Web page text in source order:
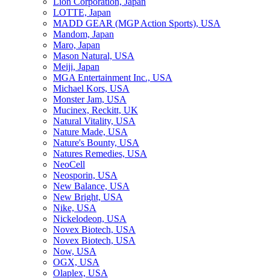
LOTTE, Japan
MADD GEAR (MGP Action Sports), USA
Mandom, Japan
Maro, Japan
Mason Natural, USA
Meiji, Japan
MGA Entertainment Inc., USA
Michael Kors, USA
Monster Jam, USA
Mucinex, Reckitt, UK
Natural Vitality, USA
Nature Made, USA
Nature's Bounty, USA
Natures Remedies, USA
NeoCell
Neosporin, USA
New Balance, USA
New Bright, USA
Nike, USA
Niсkelodeon, USA
Novex Biotech, USA
Novex Biotech, USA
Now, USA
OGX, USA
Olaplex, USA